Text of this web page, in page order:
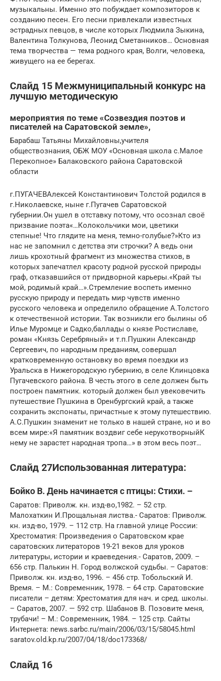
музыкальны. Именно это побуждает композиторов к
созданию песен. Его песни привлекали известных
эстрадных певцов, в числе которых Людмила Зыкина,
Валентина Толкунова, Леонид Сметанников… Основная
тема творчества — тема родного края, Волги, человека,
живущего на ее берегах.
Слайд 15 Межмуниципальный конкурс на
лучшую методическую
мероприятия по теме «Созвездия поэтов и
писателей на Саратовской земле»,
Барабаш Татьяны Михайловны,учителя
обществознания, ОБЖ МОУ «Основная школа с.Малое
Перекопное» Балаковского района Саратовской
области
г.ПУГАЧЕВАлексей Константинович Толстой родился в
г.Николаевске, ныне г.Пугачев Саратовской
губернии.Он ушел в отставку потому, что осознал своё
призвание поэта«…Колокольчики мои, цветики
степные! Что глядите на меня, темно-голубые?»Кто из
нас не запомнил с детства эти строчки? А ведь они
лишь крохотный фрагмент из множества стихов, в
которых запечатлел красоту родной русской природы
граф, отказавшийся от придворной карьеры.«Край ты
мой, родимый край…».Стремление воспеть именно
русскую природу и передать мир чувств именно
русского человека и определило обращение А.Толстого
к отечественной истории. Так возникли его былины об
Илье Муромце и Садко,баллады о князе Ростиславе,
роман «Князь Серебряный» и т.п.Пушкин Александр
Сергеевич, по народным преданиям, совершал
кратковременную остановку во время поездки из
Уральска в Нижегородскую губернию, в селе Клинцовка
Пугачевского района. В честь этого в селе должен быть
построен памятник. который должен был увековечить
путешествие Пушкина в Оренбургский край, а также
сохранить экспонаты, причастные к этому путешествию.
А.С.Пушкин знаменит не только в нашей стране, но и во
всем мире:«Я памятник воздвиг себе нерукотворныйК
нему не зарастет народная тропа…» в этом весь поэт…
Слайд 27Использованная литература:
Бойко В. День начинается с птицы: Стихи. –
Саратов: Приволж. кн. изд-во,1982. – 52 стр.
Малохаткин И.Прощальная листва.- Саратов: Приволж.
кн. изд-во, 1979. – 112 стр. На главной улице России:
Хрестоматия: Произведения о Саратовском крае
саратовских литераторов 19-21 веков для уроков
литературы, истории и краеведения.- Саратов, 2009. –
656 стр. Палькин Н. Город волжской судьбы. – Саратов:
Приволж. кн. изд-во, 1996. – 456 стр. Тобольский И.
Время. – М.: Современник, 1978. – 64 стр. Саратовские
писатели – детям: Хрестоматия для нач. и сред. школы.
– Саратов, 2007. — 592 стр. Шабанов В. Позовите меня,
трубачи! – М.: Современник, 1984. – 125 стр. Сайты
Интернета: news.sarbc.ru/main/2006/03/15/58045.html
saratov.old.kp.ru/2007/04/18/doc173368/
Слайд 16